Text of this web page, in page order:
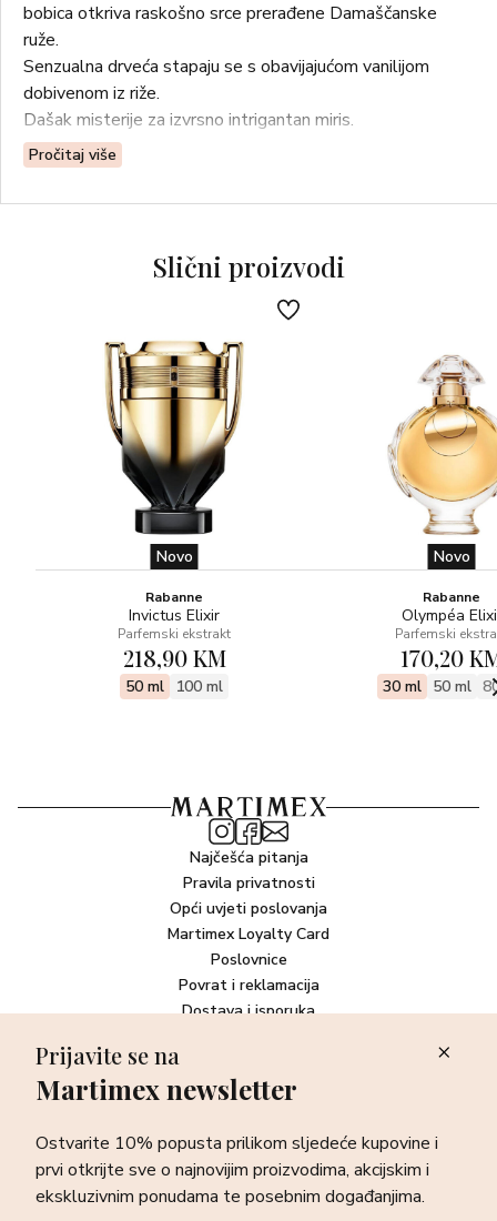
bobica otkriva raskošno srce prerađene Damaščanske
ruže.
Senzualna drveća stapaju se s obavijajućom vanilijom
dobivenom iz riže.
Dašak misterije za izvrsno intrigantan miris.
Pročitaj više
Slični proizvodi
Novo
Rabanne
Invictus Elixir
Parfemski ekstrakt
218,90 KM
50 ml 100 ml
Novo
Rabanne
Olympéa
Parfemski
170,20
30 ml 50 ml
Najčešća pitanja
Pravila privatnosti
Opći uvjeti poslovanja
Martimex Loyalty Card
Poslovnice
Povrat i reklamacija
Dostava i isporuka
Newsletter
sve o najnovijim proizvodima, akcijskim i ekskluzivnim
ponudama te posebnim događanjima.
Prijava
Prijavite se na
Martimex newsletter
Ostvarite 10% popusta prilikom sljedeće kupovine i
prvi otkrijte sve o najnovijim proizvodima, akcijskim i
ekskluzivnim ponudama te posebnim događanjima.